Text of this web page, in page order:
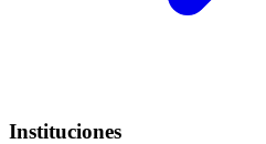
Instituciones